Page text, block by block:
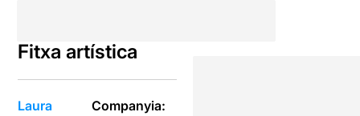
Fitxa artística
Laura
Companyia: